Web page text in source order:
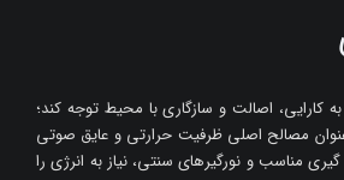
کارایی، اصالت و سازگاری با محیط توجه کند؛
عنوان مصالح اصلی ظرفیت حرارتی و عایق صوتی
مناسب و نورگیرهای سنتی، نیاز به انرژی را